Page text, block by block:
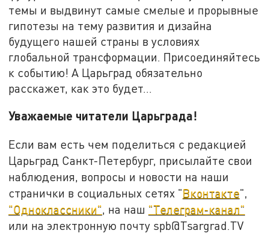
темы и выдвинут самые смелые и прорывные
гипотезы на тему развития и дизайна
будущего нашей страны в условиях
глобальной трансформации. Присоединяйтесь
к событию! А Царьград обязательно
расскажет, как это будет...
Уважаемые читатели Царьграда!
Если вам есть чем поделиться с редакцией
Царьград Санкт-Петербург, присылайте свои
наблюдения, вопросы и новости на наши
странички в социальных сетях "Вконтакте",
"Одноклассники", на наш "Телеграм-канал"
или на электронную почту spb@Tsargrad.TV